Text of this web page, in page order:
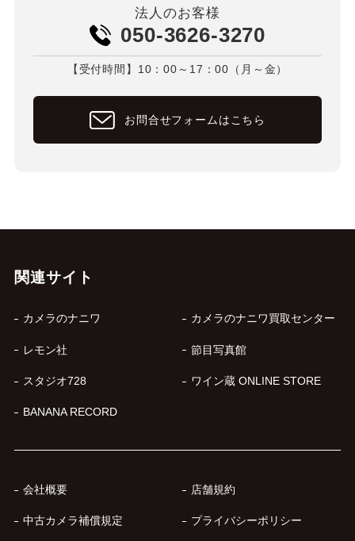
法人のお客様
050-3626-3270
【受付時間】10：00～17：00（月～金）
お問合せフォームはこちら
関連サイト
カメラのナニワ カメラのナニワ買取センター
レモン社 節目写真館
スタジオ728 ワイン蔵 ONLINE STORE
BANANA RECORD
会社概要 店舗規約
中古カメラ補償規定 プライバシーポリシー